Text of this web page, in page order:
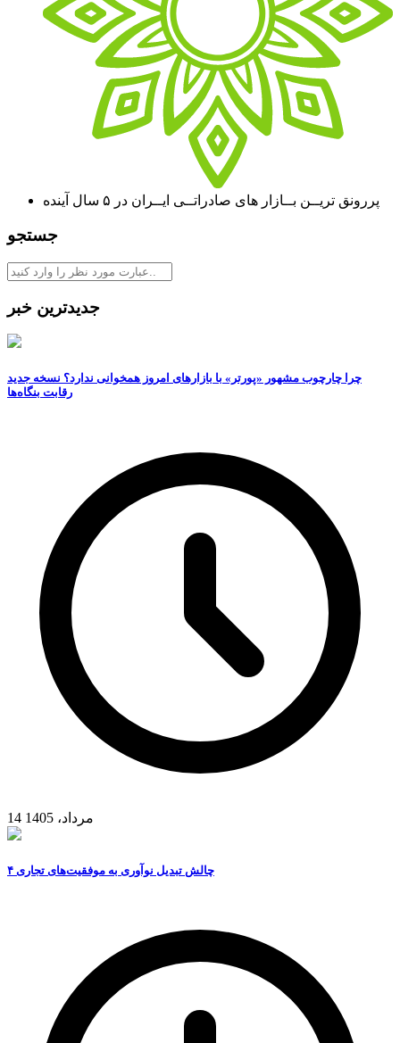
پررونق تریــن بــازار های صادراتــی ایــران در ۵ سال آینده
جستجو
جدیدترین خبر
چرا چارچوب مشهور «پورتر» با بازارهای امروز همخوانی ندارد؟ نسخه جدید
رقابت‌ بنگاه‌ها
14 مرداد، 1405
۴ چالش تبدیل نوآوری به موفقیت‌های تجاری